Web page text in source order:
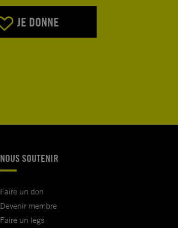
JE DONNE
NOUS SOUTENIR
Faire un don
Devenir membre
Faire un legs